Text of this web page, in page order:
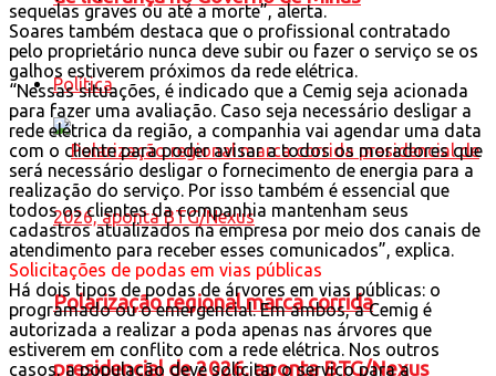
Política
Polarização regional marca corrida
presidencial de 2026, aponta BTG/Nexus
sequelas graves ou até a morte”, alerta.
Soares também destaca que o profissional contratado
pelo proprietário nunca deve subir ou fazer o serviço se os
galhos estiverem próximos da rede elétrica.
“Nessas situações, é indicado que a Cemig seja acionada
para fazer uma avaliação. Caso seja necessário desligar a
rede elétrica da região, a companhia vai agendar uma data
com o cliente para poder avisar a todos os moradores que
será necessário desligar o fornecimento de energia para a
realização do serviço. Por isso também é essencial que
todos os clientes da companhia mantenham seus
cadastros atualizados na empresa por meio dos canais de
atendimento para receber esses comunicados”, explica.
Solicitações de podas em vias públicas
Há dois tipos de podas de árvores em vias públicas: o
programado ou o emergencial. Em ambos, a Cemig é
autorizada a realizar a poda apenas nas árvores que
estiverem em conflito com a rede elétrica. Nos outros
casos, a população deve solicitar o serviço para a